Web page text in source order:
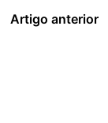
Artigo anterior